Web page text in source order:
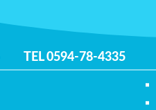
TEL0594-78-4335